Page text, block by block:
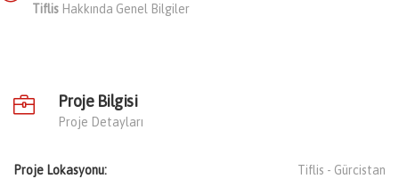
Tiflis Hakkında Genel Bilgiler
Proje Bilgisi
Proje Detayları
Proje Lokasyonu: Tiflis - Gürcistan